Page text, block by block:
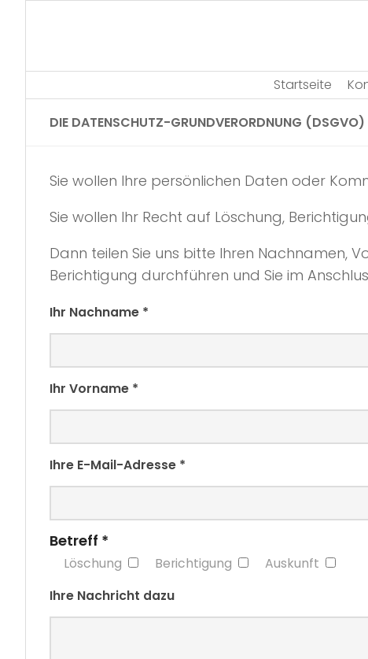
Startseite
DIE DATENSCHUTZ-GRUNDVERORDNUNG
Sie wollen Ihre persönlichen Daten oder
Sie wollen Ihr Recht auf Löschung,
Dann teilen Sie uns bitte Ihren Nachnamen,
Berichtigung durchführen und Sie im
Ihr Nachname *
Ihr Vorname *
Ihre E-Mail-Adresse *
Betreff *
Löschung Berichtigung
Auskunft
Ihre Nachricht dazu